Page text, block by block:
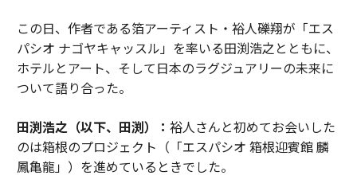
この日、作者である箔アーティスト・裕人礫翔が「エス
パシオ ナゴヤキャッスル」を率いる田渕浩之とともに、
ホテルとアート、そして日本のラグジュアリーの未来に
ついて語り合った。
田渕浩之（以下、田渕）： 裕人さんと初めてお会いした
のは箱根のプロジェクト（「エスパシオ 箱根迎賓館 麟
鳳亀龍」）を進めているときでした。